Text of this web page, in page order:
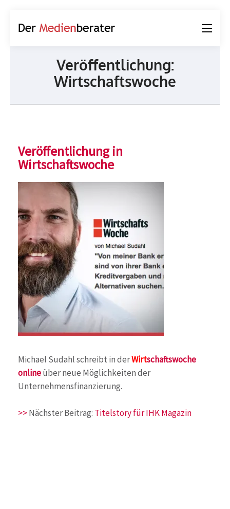
Veröffentlichung:
Wirtschaftswoche
Veröffentlichung in
Wirtschaftswoche
Michael Sudahl schreibt in derWirtschaftswoche
onlineüber neue Möglichkeiten der
Unternehmensfinanzierung.
>>Nächster Beitrag: Titelstory für IHK Magazin